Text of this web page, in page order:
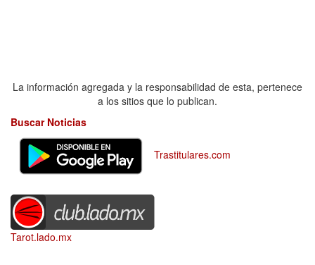
La información agregada y la responsabilidad de esta, pertenece
a los sitios que lo publican.
Buscar Noticias
Trastitulares.com
Tarot.lado.mx